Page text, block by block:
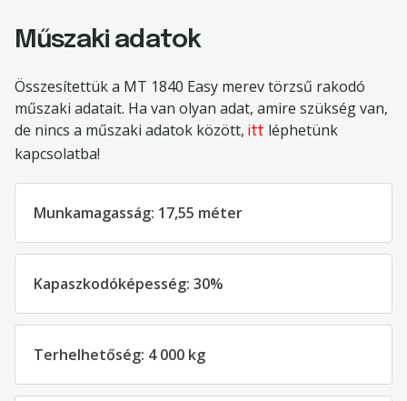
Műszaki adatok
Összesítettük a MT 1840 Easy merev törzsű rakodó
műszaki adatait. Ha van olyan adat, amire szükség van,
de nincs a műszaki adatok között, itt léphetünk
kapcsolatba!
Munkamagasság: 17,55 méter
Kapaszkodóképesség: 30%
Terhelhetőség: 4 000 kg